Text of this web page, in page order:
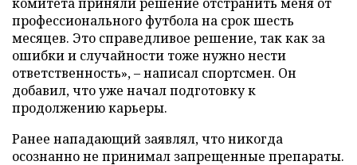
профессионального футбола на срок шесть
месяцев. Это справедливое решение, так как за
ошибки и случайности тоже нужно нести
ответственность», – написал спортсмен. Он
добавил, что уже начал подготовку к
продолжению карьеры.
Ранее нападающий заявлял, что никогда
осознанно не принимал запрещенные препараты.